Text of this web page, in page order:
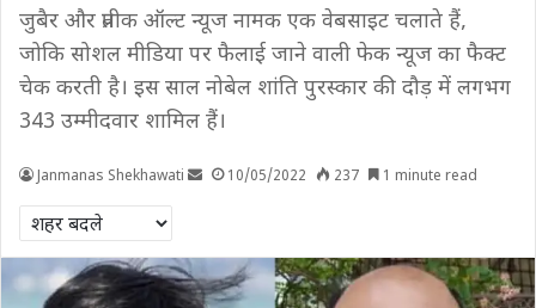
जुबैर और प्रतीक ऑल्ट न्यूज नामक एक वेबसाइट चलाते हैं,
जोकि सोशल मीडिया पर फैलाई जाने वाली फेक न्यूज का फैक्ट
चेक करती है। इस साल नोबेल शांति पुरस्कार की दौड़ में लगभग
343 उम्मीदवार शामिल हैं।
Janmanas Shekhawati 10/05/2022 237 1 minute read